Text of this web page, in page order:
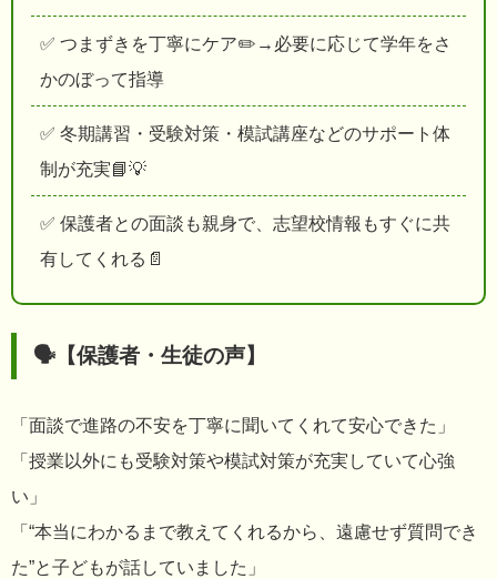
✅ つまずきを丁寧にケア✏️→必要に応じて学年をさ
かのぼって指導
✅ 冬期講習・受験対策・模試講座などのサポート体
制が充実📘💡
✅ 保護者との面談も親身で、志望校情報もすぐに共
有してくれる📄
🗣【保護者・生徒の声】
「面談で進路の不安を丁寧に聞いてくれて安心できた」
「授業以外にも受験対策や模試対策が充実していて心強
い」
「“本当にわかるまで教えてくれるから、遠慮せず質問でき
た”と子どもが話していました」